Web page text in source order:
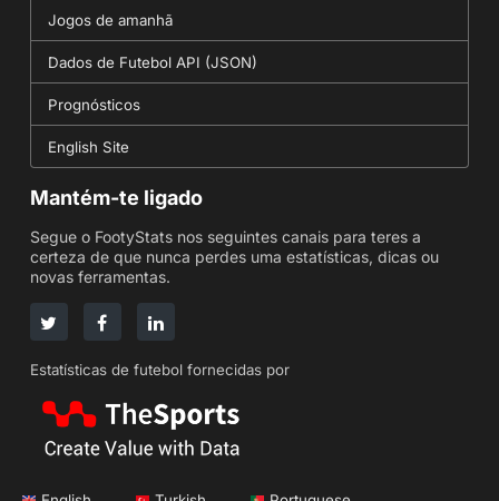
Jogos de amanhã
Dados de Futebol API (JSON)
Prognósticos
English Site
Mantém-te ligado
Segue o FootyStats nos seguintes canais para teres a
certeza de que nunca perdes uma estatísticas, dicas ou
novas ferramentas.
Estatísticas de futebol fornecidas por